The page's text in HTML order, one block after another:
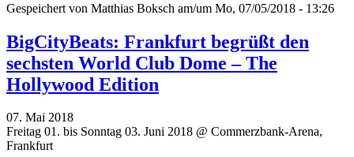
Gespeichert von Matthias Boksch am/um Mo, 07/05/2018 - 13:26
BigCityBeats: Frankfurt begrüßt den
sechsten World Club Dome – The
Hollywood Edition
07. Mai 2018
Freitag 01. bis Sonntag 03. Juni 2018 @ Commerzbank-Arena,
Frankfurt